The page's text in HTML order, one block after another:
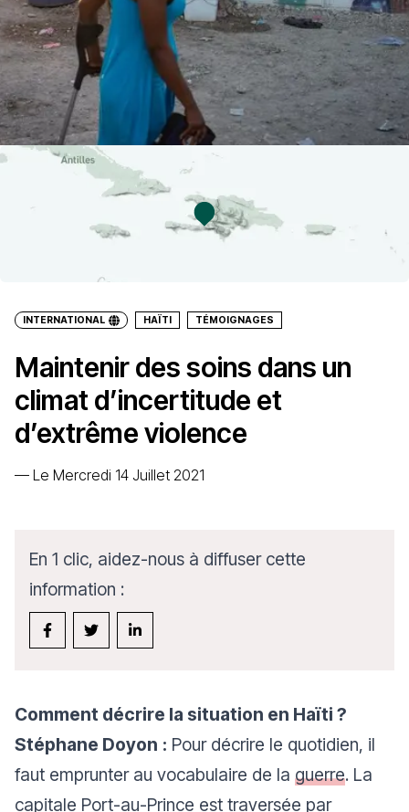
INTERNATIONAL HAÏTI TÉMOIGNAGES
Maintenir des soins dans un
climat d’incertitude et
d’extrême violence
— Le Mercredi 14 Juillet 2021
En 1 clic, aidez-nous à diffuser cette
information :
Comment décrire la situation en Haïti ?
Stéphane Doyon : Pour décrire le quotidien, il
faut emprunter au vocabulaire de la guerre. La
capitale Port-au-Prince est traversée par